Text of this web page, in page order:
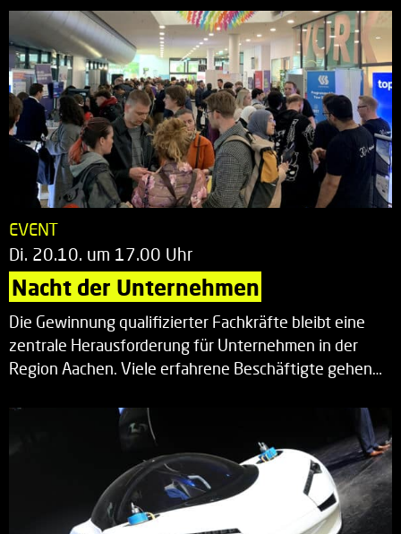
EVENT
Di. 20.10. um 17.00 Uhr
Nacht der Unternehmen
Die Gewinnung qualifizierter Fachkräfte bleibt eine
zentrale Herausforderung für Unternehmen in der
Region Aachen. Viele erfahrene Beschäftigte gehen…